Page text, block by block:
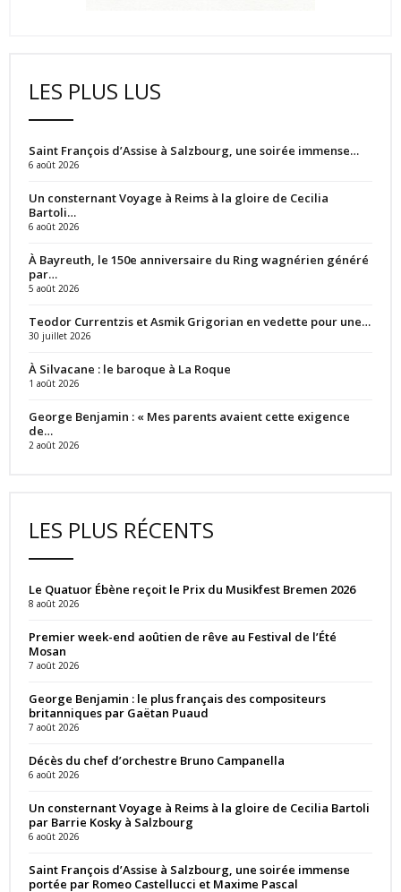
LES PLUS LUS
Saint François d’Assise à Salzbourg, une soirée immense…
6 août 2026
Un consternant Voyage à Reims à la gloire de Cecilia
Bartoli…
6 août 2026
À Bayreuth, le 150e anniversaire du Ring wagnérien généré
par…
5 août 2026
Teodor Currentzis et Asmik Grigorian en vedette pour une…
30 juillet 2026
À Silvacane : le baroque à La Roque
1 août 2026
George Benjamin : « Mes parents avaient cette exigence
de…
2 août 2026
LES PLUS RÉCENTS
Le Quatuor Ébène reçoit le Prix du Musikfest Bremen 2026
8 août 2026
Premier week-end aoûtien de rêve au Festival de l’Été
Mosan
7 août 2026
George Benjamin : le plus français des compositeurs
britanniques par Gaëtan Puaud
7 août 2026
Décès du chef d’orchestre Bruno Campanella
6 août 2026
Un consternant Voyage à Reims à la gloire de Cecilia Bartoli
par Barrie Kosky à Salzbourg
6 août 2026
Saint François d’Assise à Salzbourg, une soirée immense
portée par Romeo Castellucci et Maxime Pascal